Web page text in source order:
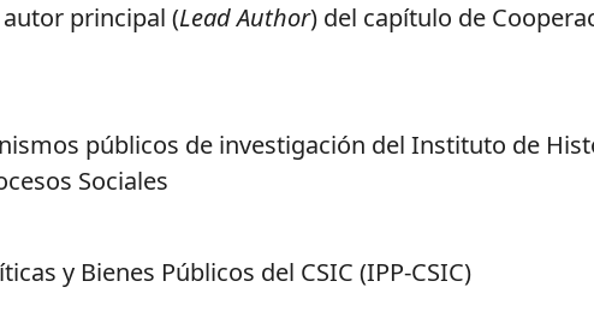
principal (Lead Author) del capítulo de
públicos de investigación del Instituto de
Sociales
y Bienes Públicos del CSIC (IPP-CSIC)